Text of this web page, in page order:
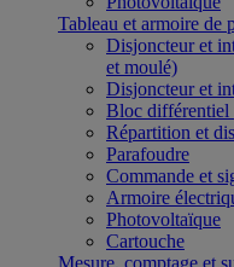
Tableau et armoire de
Disjoncteur et
et moulé)
Disjoncteur et
Bloc différentiel
Répartition et
Parafoudre
Commande et
Armoire
Photovoltaïque
Cartouche
Mesure, comptage et